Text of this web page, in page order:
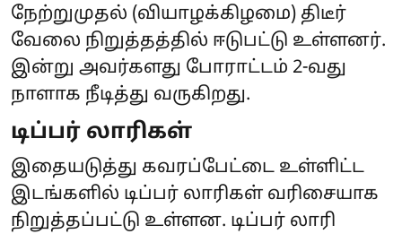
நேற்றுமுதல் (வியாழக்கிழமை) திடீர்
வேலை நிறுத்தத்தில் ஈடுபட்டு உள்ளனர்.
இன்று அவர்களது போராட்டம் 2-வது
நாளாக நீடித்து வருகிறது.
டிப்பர் லாரிகள்
இதையடுத்து கவரப்பேட்டை உள்ளிட்ட
இடங்களில் டிப்பர் லாரிகள் வரிசையாக
நிறுத்தப்பட்டு உள்ளன. டிப்பர் லாரி